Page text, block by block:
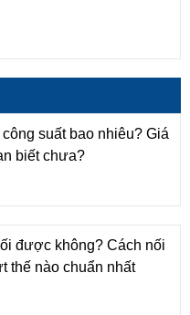
suất bao nhiêu? Giá
biết chưa?
được không? Cách nối
thế nào chuẩn nhất